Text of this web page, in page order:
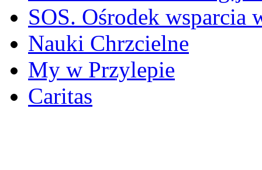
SOS. Ośrodek wsparcia
Nauki Chrzcielne
My w Przylepie
Caritas